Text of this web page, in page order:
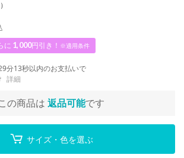
に 1,000円引き！ ※適用条件
分12秒以内のお支払いで
詳細
の商品は 返品可能です
サイズ・色を選ぶ